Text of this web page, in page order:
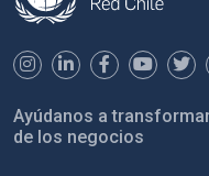
Ayúdanos a
de los negocios